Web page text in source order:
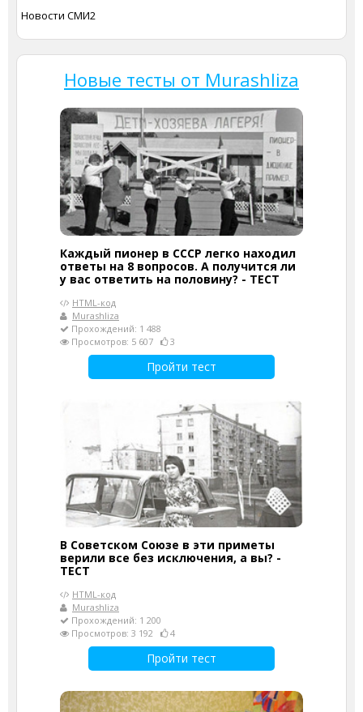
Новости СМИ2
Новые тесты от Murashliza
Каждый пионер в СССР легко находил
ответы на 8 вопросов. А получится ли
у вас ответить на половину? - ТЕСТ
HTML-код
Murashliza
Прохождений: 1 488
Просмотров: 5 607
3
Пройти тест
В Советском Союзе в эти приметы
верили все без исключения, а вы? -
ТЕСТ
HTML-код
Murashliza
Прохождений: 1 200
Просмотров: 3 192
4
Пройти тест